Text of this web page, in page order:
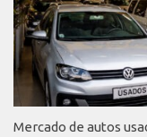
Mercado de autos